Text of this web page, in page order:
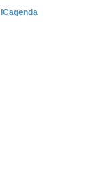
iCagenda